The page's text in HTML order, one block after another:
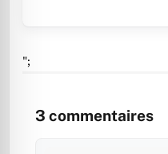
";
3 commentaires